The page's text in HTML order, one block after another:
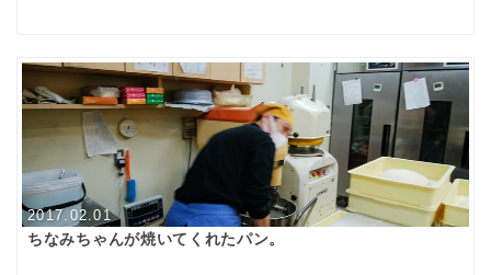
2017.02.01
ちなみちゃんが焼いてくれたパン。